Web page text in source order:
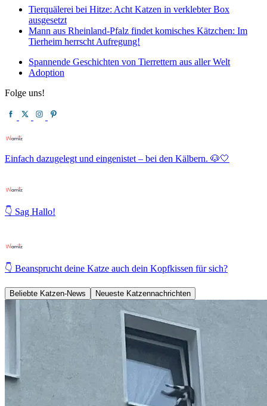
Tierquälerei bei Hitze: Acht Katzen in verklebter Box
ausgesetzt
Mann aus Rheinland-Pfalz findet komisches Kätzchen: Im
Tierheim herrscht Aufregung!
Spannende Geschichten von Tierrettern aus aller Welt
Adoption
Folge uns!
Einfach dazugelegt und eingenistet – bei den Kälbern. 🐶🤍
👇 Sag Hallo!
👇 Beansprucht deine Katze auch dein Kopfkissen für sich?
Beliebte Katzen-News Neueste Katzennachrichten